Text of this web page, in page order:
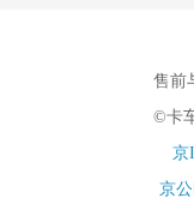
售前
©卡
京
京